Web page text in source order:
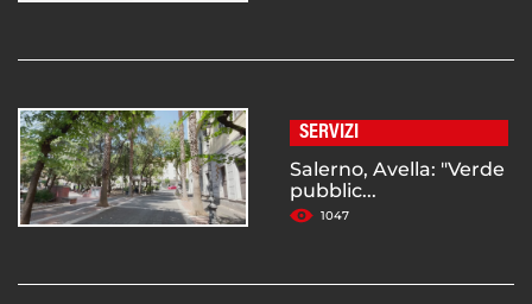
SERVIZI
Salerno, Avella: "Verde
pubblic...
1047